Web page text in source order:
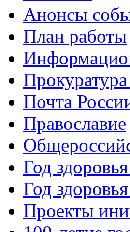
Анонсы
План работы
Почта
Православие
Год
Год
Проекты